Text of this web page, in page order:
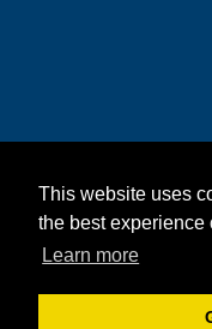
This website uses
the best experience
Learn more